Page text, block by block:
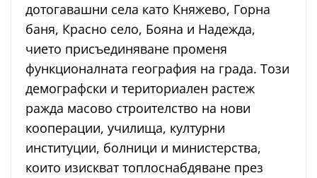
дотогавашни села като Княжево, Горна
баня, Красно село, Бояна и Надежда,
чието присъединяване променя
функционалната география на града. Този
демографски и териториален растеж
ражда масово строителство на нови
кооперации, училища, културни
институции, болници и министерства,
които изискват топлоснабдяване през